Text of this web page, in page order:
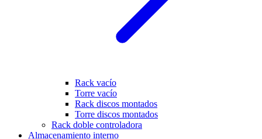
Rack vacío
Torre vacío
Rack discos montados
Torre discos montados
Rack doble controladora
Almacenamiento interno